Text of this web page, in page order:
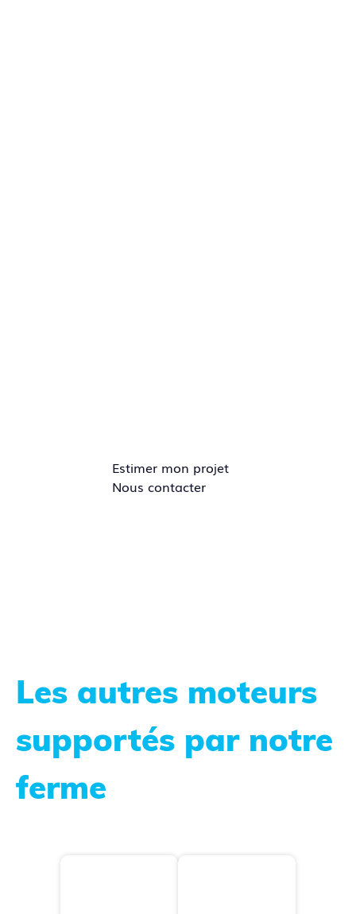
Estimer mon projet
Nous contacter
Les autres moteurs
supportés par notre
ferme